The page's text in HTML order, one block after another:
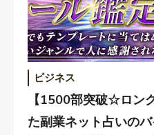
ビジネス
【1500部突破☆ロン
た副業ネット占いの